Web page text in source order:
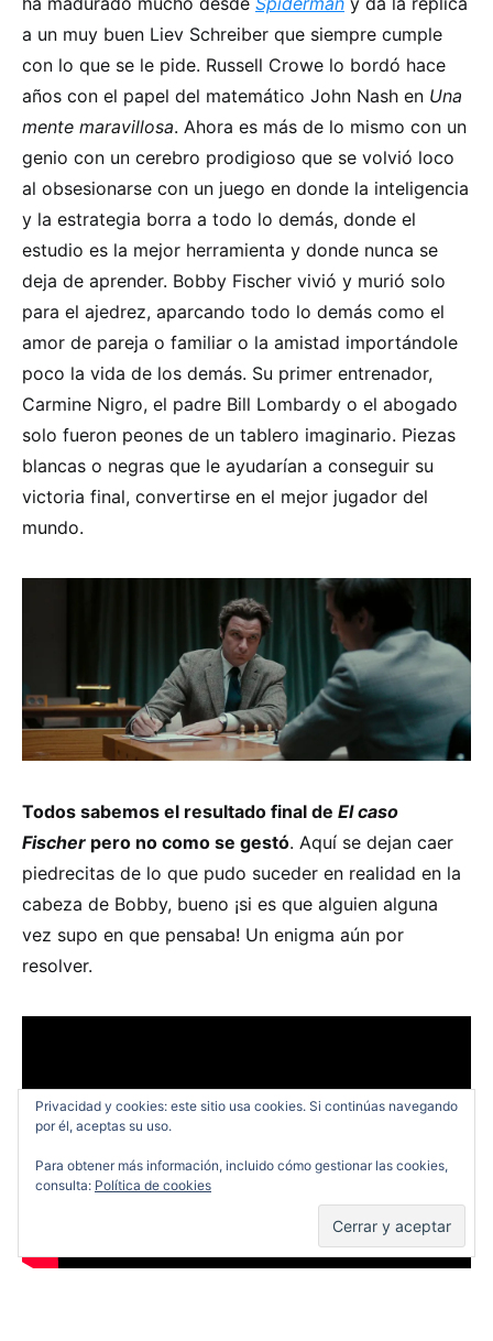
a un muy buen Liev Schreiber que siempre cumple
con lo que se le pide. Russell Crowe lo bordó hace
años con el papel del matemático John Nash en Una
mente maravillosa. Ahora es más de lo mismo con un
genio con un cerebro prodigioso que se volvió loco
al obsesionarse con un juego en donde la inteligencia
y la estrategia borra a todo lo demás, donde el
estudio es la mejor herramienta y donde nunca se
deja de aprender. Bobby Fischer vivió y murió solo
para el ajedrez, aparcando todo lo demás como el
amor de pareja o familiar o la amistad importándole
poco la vida de los demás. Su primer entrenador,
Carmine Nigro, el padre Bill Lombardy o el abogado
solo fueron peones de un tablero imaginario. Piezas
blancas o negras que le ayudarían a conseguir su
victoria final, convertirse en el mejor jugador del
mundo.
Todos sabemos el resultado final de El caso
Fischer pero no como se gestó. Aquí se dejan caer
piedrecitas de lo que pudo suceder en realidad en la
cabeza de Bobby, bueno ¡si es que alguien alguna
vez supo en que pensaba! Un enigma aún por
resolver.
Privacidad y cookies: este sitio usa cookies. Si continúas navegando
por él, aceptas su uso.
Para obtener más información, incluido cómo gestionar las cookies,
consulta: Política de cookies